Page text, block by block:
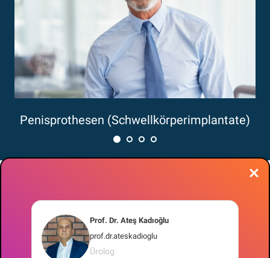
Penisprothesen (Schwellkörperimplantate)
Leitfaden zur sexuellen Gesundheit
Prof. Dr. Ateş Kadıoğlu
prof.dr.ateskadioglu
Ürolog